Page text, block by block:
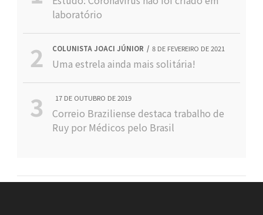
laboratório
COLUNISTA JOACI JÚNIOR 8 DE FEVEREIRO DE 2021
Uma estrela ainda mais solitária!
17 DE OUTUBRO DE 2019
Correio Braziliense destaca trabalho de
Ruy por Médicos pelo Brasil